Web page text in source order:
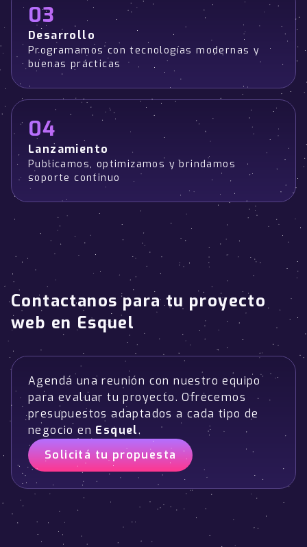
03
Desarrollo
Programamos con tecnologías modernas y
buenas prácticas
04
Lanzamiento
Publicamos, optimizamos y brindamos
soporte continuo
Contactanos para tu proyecto
web en Esquel
Agendá una reunión con nuestro equipo
para evaluar tu proyecto. Ofrecemos
presupuestos adaptados a cada tipo de
negocio en Esquel.
Solicitá tu propuesta